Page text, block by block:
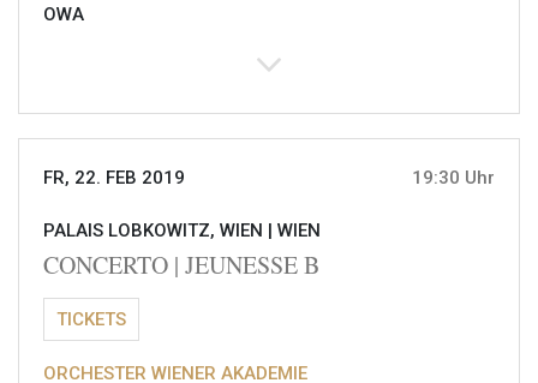
OWA
FR, 22. FEB 2019 19:30 Uhr
PALAIS LOBKOWITZ, WIEN | WIEN
CONCERTO | JEUNESSE B
TICKETS
ORCHESTER WIENER AKADEMIE